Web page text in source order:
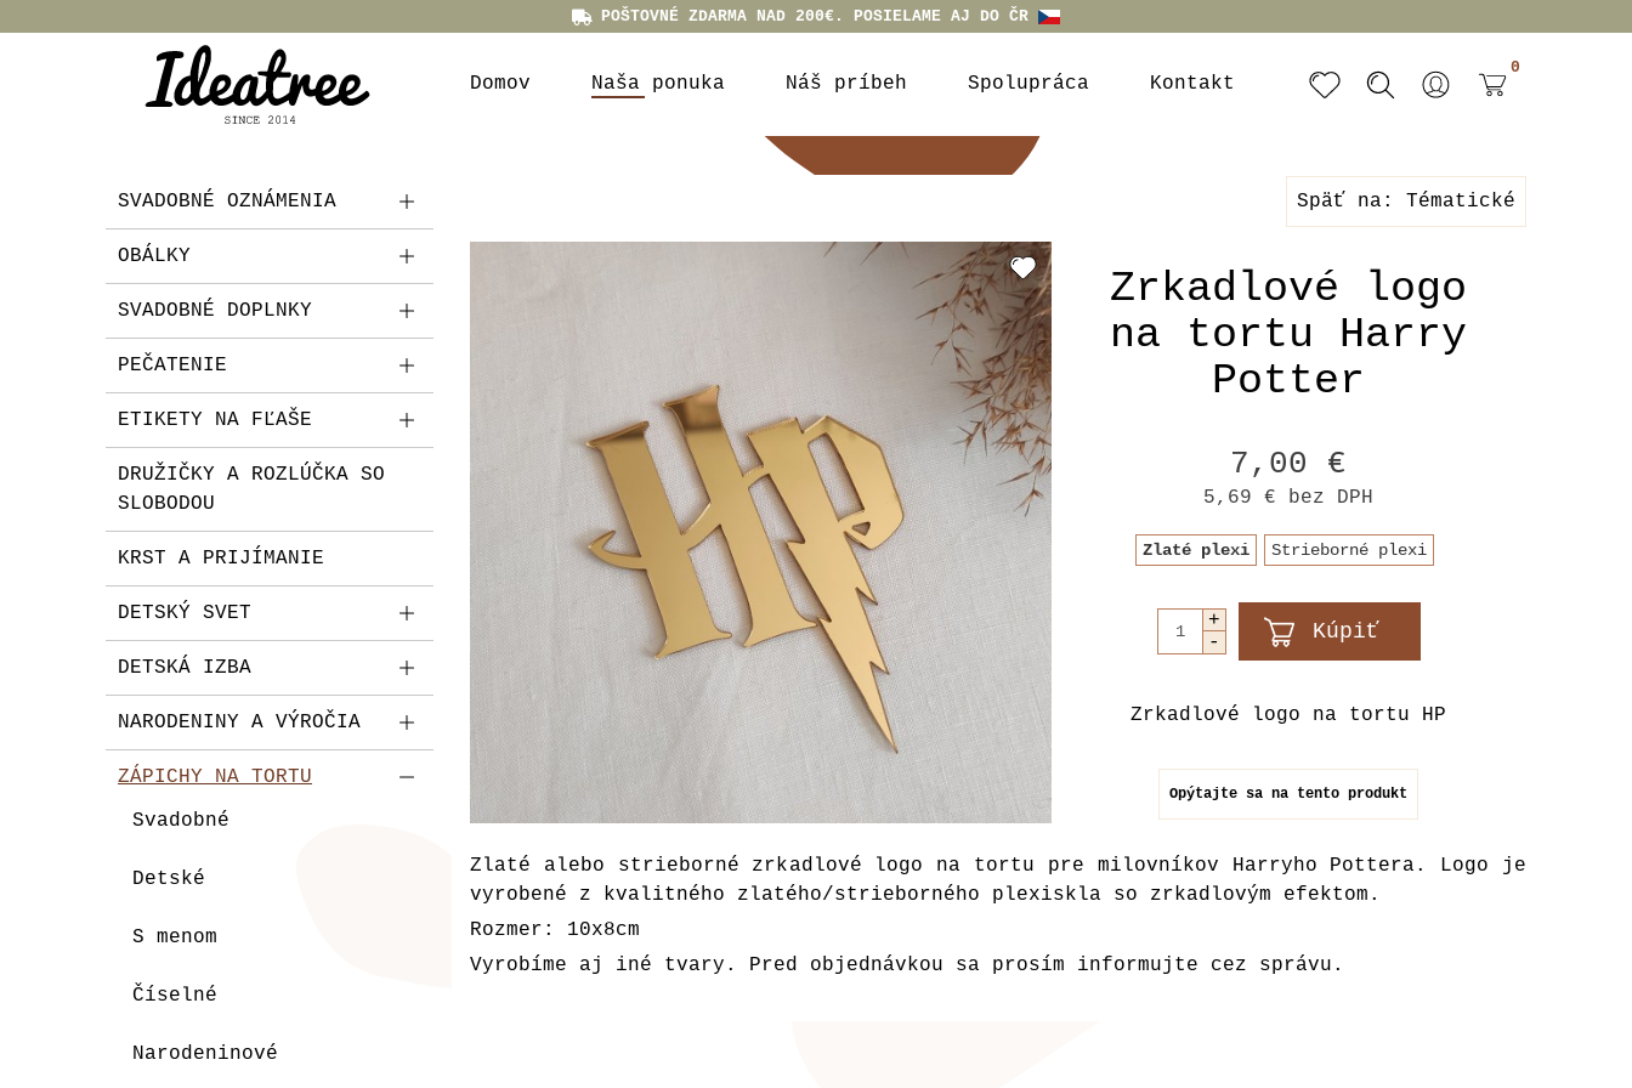
POŠTOVNÉ ZDARMA NAD 200€. POSIELAME AJ DO ČR
Domov Naša ponuka Náš príbeh Spolupráca Kontakt
0
SVADOBNÉ OZNÁMENIA
OBÁLKY
SVADOBNÉ DOPLNKY
PEČATENIE
ETIKETY NA FĽAŠE
DRUŽIČKY A ROZLÚČKA SO
SLOBODOU
KRST A PRIJÍMANIE
DETSKÝ SVET
DETSKÁ IZBA
NARODENINY A VÝROČIA
ZÁPICHY NA TORTU
Svadobné
Detské
S menom
Číselné
Narodeninové
Späť na: Tématické
Zrkadlové logo
na tortu Harry
Potter
7,00 €
5,69 € bez DPH
Zlaté plexi Strieborné plexi
Zrkadlové logo na tortu HP
Opýtajte sa na tento produkt
Zlaté alebo strieborné zrkadlové logo na tortu pre milovníkov Harryho Pottera. Logo je
vyrobené z kvalitného zlatého/strieborného plexiskla so zrkadlovým efektom.
Rozmer: 10x8cm
Vyrobíme aj iné tvary. Pred objednávkou sa prosím informujte cez správu.